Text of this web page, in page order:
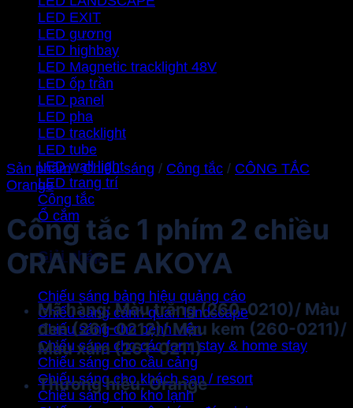
LED EXIT
LED gương
LED highbay
LED Magnetic tracklight 48V
LED ốp trần
LED panel
LED pha
LED tracklight
LED tube
LED wall light
LED trang trí
Công tắc
Ổ cắm
Giải pháp
Chiếu sáng bảng hiệu quảng cáo
Chiếu sáng cảnh quan landscape
Chiếu sáng cho bệnh viện
Chiếu sáng cho các farm stay & home stay
Chiếu sáng cho cầu cảng
Chiếu sáng cho khách sạn / resort
Chiếu sáng cho kho lạnh
Sản phẩm / Chiếu sáng / Công tắc / CÔNG TẮC
Orange
Công tắc 1 phím 2 chiều
ORANGE AKOYA
Mã hàng: Màu trắng (260-0210)/ Màu
đen (261-0212)/ Màu kem (260-0211)/
Màu xám (261-0211)
Thương hiệu: Orange